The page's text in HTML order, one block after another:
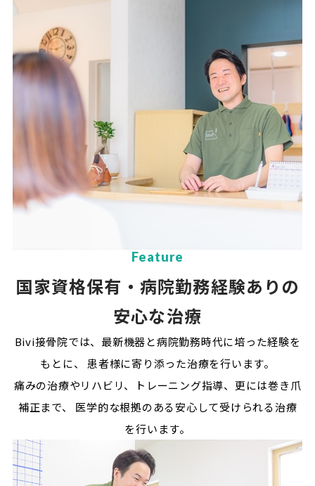
Feature
国家資格保有・病院勤務経験ありの
安心な治療
Bivi接骨院では、最新機器と病院勤務時代に培った経験を
もとに、
患者様に寄り添った治療を行います。
痛みの治療やリハビリ、トレーニング指導、更には巻き爪
補正まで、
医学的な根拠のある安心して受けられる治療
を行います。